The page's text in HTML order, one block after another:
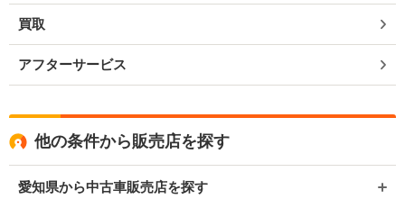
買取
アフターサービス
他の条件から販売店を探す
愛知県から中古車販売店を探す